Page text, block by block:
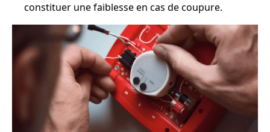
constituer une faiblesse en cas de coupure.